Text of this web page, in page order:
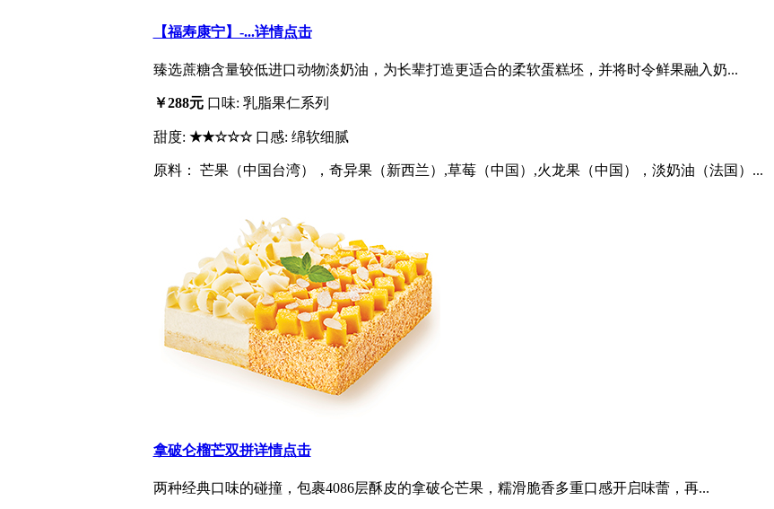
【福寿康宁】-...详情点击
臻选蔗糖含量较低进口动物淡奶油，为长辈打造更适合的柔软蛋糕坯，并将时令鲜果融入奶...
￥288元 口味: 乳脂果仁系列
甜度: ★★☆☆☆ 口感: 绵软细腻
原料： 芒果（中国台湾），奇异果（新西兰）,草莓（中国）,火龙果（中国），淡奶油（法国）...
拿破仑榴芒双拼详情点击
两种经典口味的碰撞，包裹4086层酥皮的拿破仑芒果，糯滑脆香多重口感开启味蕾，再...